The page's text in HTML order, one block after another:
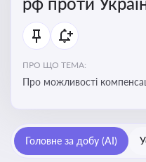
ПРО ЩО ТЕМА:
Про можливості
Головне за добу (AI)